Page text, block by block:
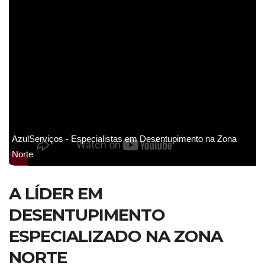
AzulServiços - Especialistas em Desentupimento na Zona
Norte
A LÍDER EM
DESENTUPIMENTO
ESPECIALIZADO NA ZONA
NORTE